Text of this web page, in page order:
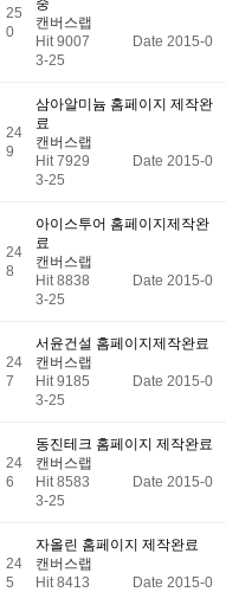
25
0
중
캔버스랩
Hit 9007
Date 2015-0
3-25
24
9
삼아알미늄 홈페이지 제작완
료
캔버스랩
Hit 7929
Date 2015-0
3-25
24
8
아이스투어 홈페이지제작완
료
캔버스랩
Hit 8838
Date 2015-0
3-25
24
7
서윤건설 홈페이지제작완료
캔버스랩
Hit 9185
Date 2015-0
3-25
24
6
동진테크 홈페이지 제작완료
캔버스랩
Hit 8583
Date 2015-0
3-25
24
5
자올린 홈페이지 제작완료
캔버스랩
Hit 8413
Date 2015-0